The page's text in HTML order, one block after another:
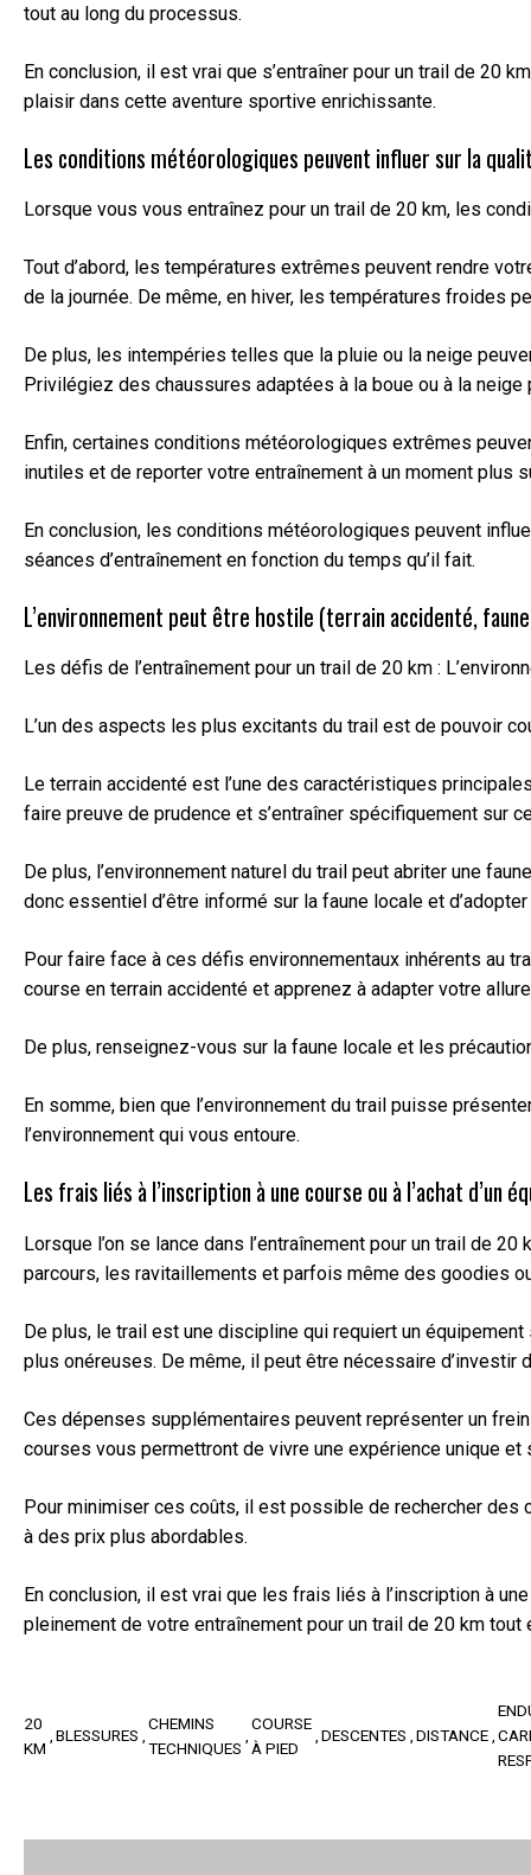
tout au long du processus.
En conclusion, il est vrai que s’entraîner pour un trail de 20
plaisir dans cette aventure sportive enrichissante.
Les conditions météorologiques peuvent influer sur la
Lorsque vous vous entraînez pour un trail de 20 km, les
Tout d’abord, les températures extrêmes peuvent rendre
de la journée. De même, en hiver, les températures froides
De plus, les intempéries telles que la pluie ou la neige
Privilégiez des chaussures adaptées à la boue ou à la
Enfin, certaines conditions météorologiques extrêmes
inutiles et de reporter votre entraînement à un moment plus
En conclusion, les conditions météorologiques peuvent
séances d’entraînement en fonction du temps qu’il fait.
L’environnement peut être hostile (terrain accidenté,
Les défis de l’entraînement pour un trail de 20 km :
L’un des aspects les plus excitants du trail est de pouvoir
Le terrain accidenté est l’une des caractéristiques
faire preuve de prudence et s’entraîner spécifiquement sur
De plus, l’environnement naturel du trail peut abriter une
donc essentiel d’être informé sur la faune locale et
Pour faire face à ces défis environnementaux inhérents au
course en terrain accidenté et apprenez à adapter votre
De plus, renseignez-vous sur la faune locale et les
En somme, bien que l’environnement du trail puisse
l’environnement qui vous entoure.
Les frais liés à l’inscription à une course ou à l’achat d’un
Lorsque l’on se lance dans l’entraînement pour un trail de
parcours, les ravitaillements et parfois même des goodies
De plus, le trail est une discipline qui requiert un
plus onéreuses. De même, il peut être nécessaire
Ces dépenses supplémentaires peuvent représenter un
courses vous permettront de vivre une expérience unique et
Pour minimiser ces coûts, il est possible de rechercher des
à des prix plus abordables.
En conclusion, il est vrai que les frais liés à l’inscription à
pleinement de votre entraînement pour un trail de 20 km
20
KM
BLESSURES
CHEMINS
TECHNIQUES
COURSE
À PIED
DESCENTES DISTANCE